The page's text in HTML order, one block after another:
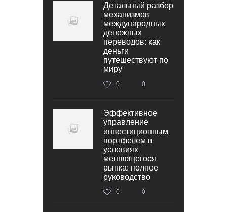
Детальный разбор
механизмов
международных
денежных
переводов: как
деньги
путешествуют по
миру
0 0
Эффективное
управление
инвестиционным
портфелем в
условиях
меняющегося
рынка: полное
руководство
0 0